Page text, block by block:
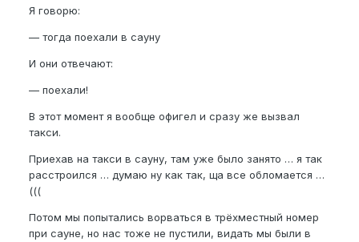
Я говорю:
— тогда поехали в сауну
И они отвечают:
— поехали!
В этот момент я вообще офигел и сразу же вызвал
такси.
Приехав на такси в сауну, там уже было занято … я так
расстроился … думаю ну как так, ща все обломается …
(((
Потом мы попытались ворваться в трёхместный номер
при сауне, но нас тоже не пустили, видать мы были в